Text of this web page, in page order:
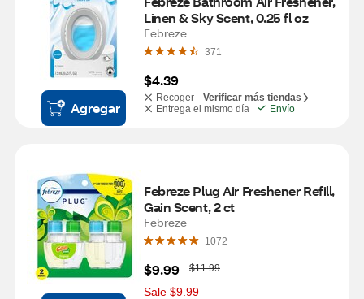
Agregar
Linen & Sky Scent, 0.25 fl oz
Febreze
371
$4.39
Recoger - Verificar más tiendas
Entrega el mismo día
Envío
Febreze Plug Air Freshener Refill,
Gain Scent, 2 ct
Febreze
1072
$9.99
W
a
s
$11.99
Sale $9.99